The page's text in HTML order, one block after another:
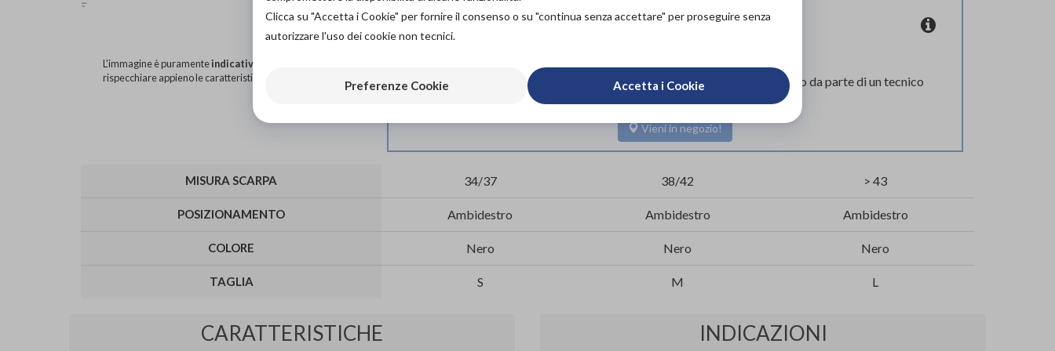
L'immagine è puramenteindicativa
rispecchiare appieno le caratteristiche del prodotto.
ACQUISTA ONLINE
NON DISPONIBILE Scarica il coupon
L'acquisto in negozio è raccomandato per garantire il corretto supporto da parte di un tecnico
Vieni in negozio!
MISURA SCARPA 34/37 38/42 > 43
POSIZIONAMENTO Ambidestro Ambidestro Ambidestro
COLORE Nero Nero Nero
TAGLIA S M L
CARATTERISTICHE INDICAZIONI
Clicca su "Accetta i Cookie" per fornire il consenso o su "continua senza accettare" per proseguire senza
autorizzare l'uso dei cookie non tecnici.
Preferenze Cookie Accetta i Cookie